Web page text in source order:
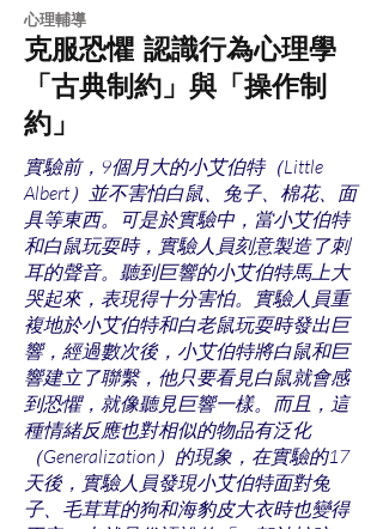
​心理輔導
克服恐懼 認識行為心理學
「古典制約」與「操作制
約」
實驗前，9個月大的小艾伯特（Little
Albert）並不害怕白鼠、兔子、棉花、面
具等東西。可是於實驗中，當小艾伯特
和白鼠玩耍時，實驗人員刻意製造了刺
耳的聲音。聽到巨響的小艾伯特馬上大
哭起來，表現得十分害怕。實驗人員重
複地於小艾伯特和白老鼠玩耍時發出巨
響，經過數次後，小艾伯特將白鼠和巨
響建立了聯繫，他只要看見白鼠就會感
到恐懼，就像聽見巨響一樣。而且，這
種情緒反應也對相似的物品有泛化
（Generalization）的現象，在實驗的17
天後，實驗人員發現小艾伯特面對兔
子、毛茸茸的狗和海豹皮大衣時也變得